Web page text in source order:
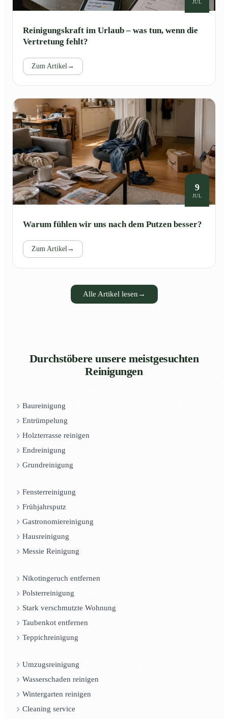
JUL
Reinigungskraft im Urlaub – was tun, wenn die
Vertretung fehlt?
Zum Artikel→
9
JUL
Warum fühlen wir uns nach dem Putzen besser?
Zum Artikel→
Alle Artikel lesen →
Durchstöbere unsere meistgesuchten
Reinigungen
Baureinigung
Entrümpelung
Holzterrasse reinigen
Endreinigung
Grundreinigung
Fensterreinigung
Frühjahrsputz
Gastronomiereinigung
Hausreinigung
Messie Reinigung
Nikotingeruch entfernen
Polsterreinigung
Stark verschmutzte Wohnung
Taubenkot entfernen
Teppichreinigung
Umzugsreinigung
Wasserschaden reinigen
Wintergarten reinigen
Cleaning service